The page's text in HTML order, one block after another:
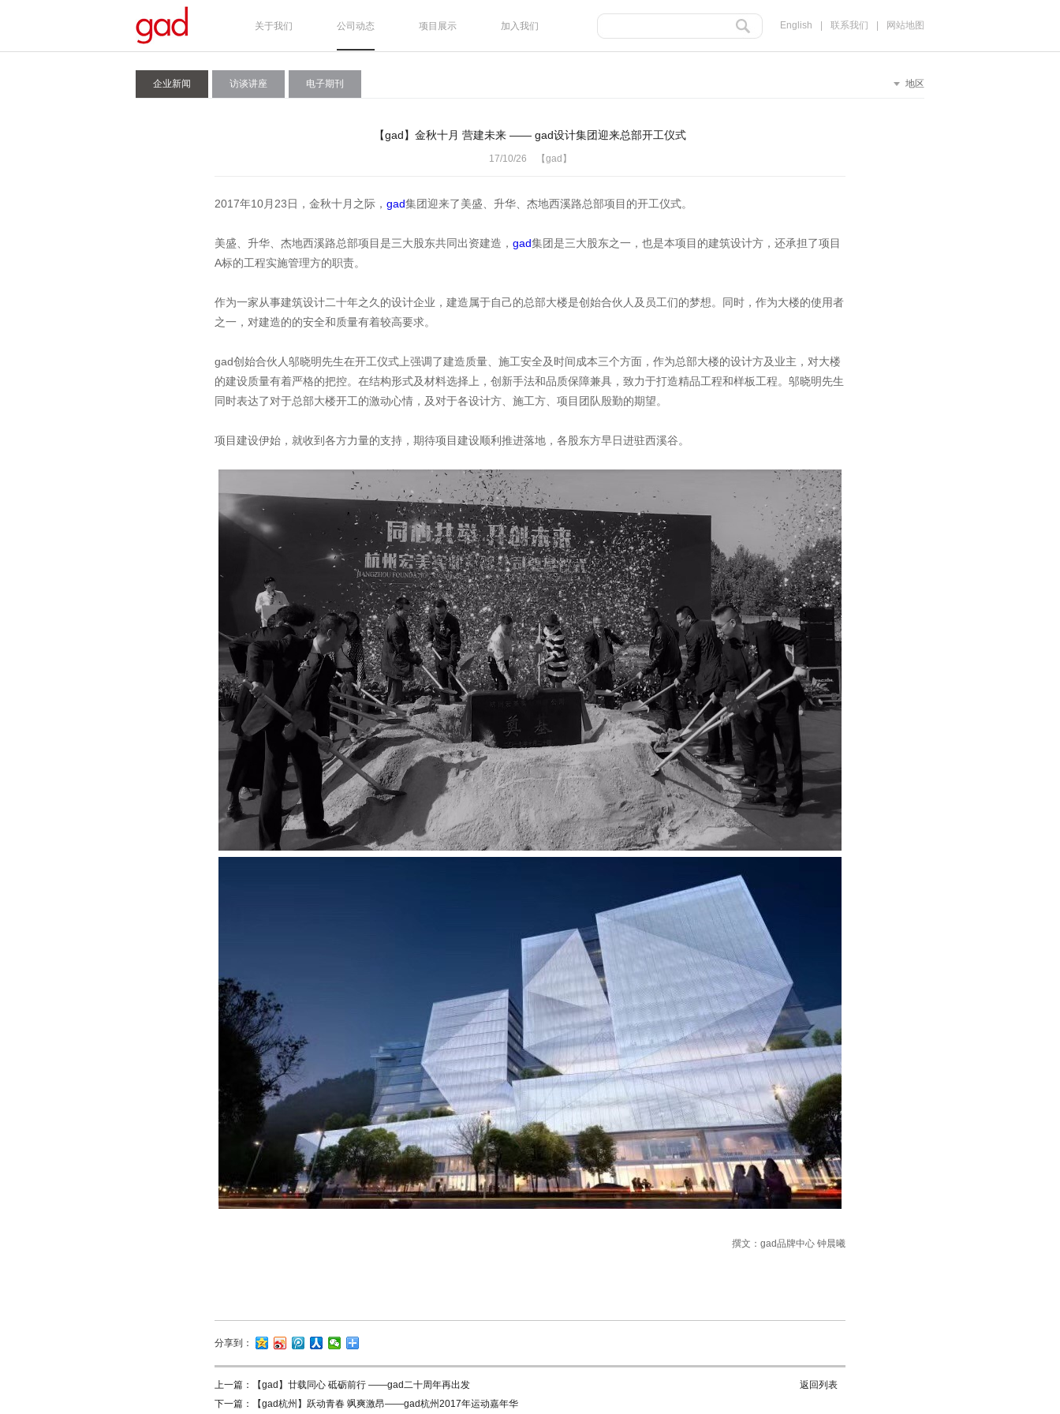
English 联系我们 网站地图
关于我们 公司动态 项目展示 加入我们
企业新闻 访谈讲座 电子期刊 地区
【gad】金秋十月 营建未来 —— gad设计集团迎来总部开工仪式
17/10/26 【gad】
2017年10月 23日，金秋十月之际， gad集团迎来了美盛、升华、杰地西溪路总部项目的开工仪式。
美盛、升华、杰地西溪路总部项目是三大股东共同出资建造， gad集团是三大股东之一，也是本项目的建筑设计方，还承担了项目
A标的工程实施管理方的职责。
作为一家从事建筑设计二十年之久的设计企业，建造属于自己的总部大楼是创始合伙人及员工们的梦想。同时，作为大楼的使用者
之一，对建造的的安全和质量有着较高要求。
gad创始合伙人邬晓明先生在开工仪式上强调了建造质量、施工安全及时间成本三个方面，作为总部大楼的设计方及业主，对大楼
的建设质量有着严格的把控。在结构形式及材料选择上，创新手法和品质保障兼具，致力于打造精品工程和样板工程。邬晓明先生
同时表达了对于总部大楼开工的激动心情，及对于各设计方、施工方、项目团队殷勤的期望。
项目建设伊始，就收到各方力量的支持，期待项目建设顺利推进落地，各股东方早日进驻西溪谷。
撰文：gad品牌中心 钟晨曦
分享到：
上一篇：
【gad】廿载同心 砥砺前行 ——gad二十周年再出发
下一篇：
【gad杭州】跃动青春 飒爽激昂——gad杭州2017年运动嘉年华
返回列表